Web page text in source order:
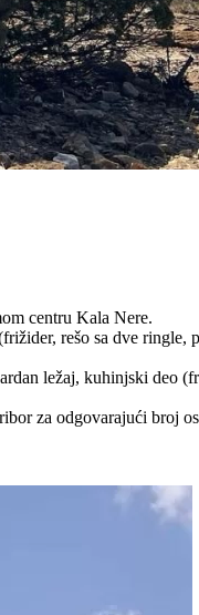
centru Kala Nere.
rešo sa dve ringle,
ležaj, kuhinjski deo
za odgovarajući broj